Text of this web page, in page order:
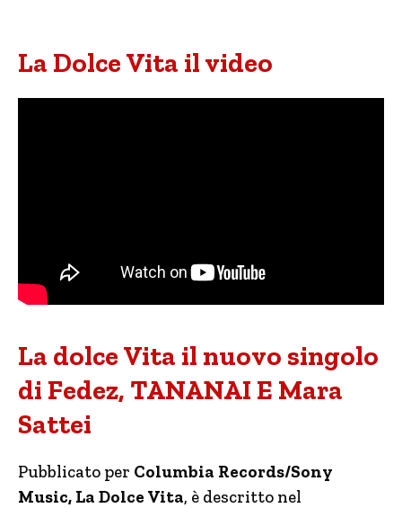
La Dolce Vita il video
La dolce Vita il nuovo singolo
di Fedez, TANANAI E Mara
Sattei
Pubblicato per Columbia Records/Sony
Music, La Dolce Vita, è descritto nel